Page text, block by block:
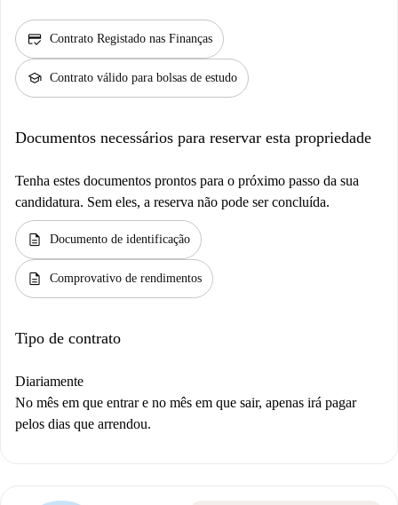
credit_score Contrato Registado nas Finanças
school Contrato válido para bolsas de estudo
Documentos necessários para reservar esta propriedade
Tenha estes documentos prontos para o próximo passo da sua
candidatura. Sem eles, a reserva não pode ser concluída.
description Documento de identificação
description Comprovativo de rendimentos
Tipo de contrato
Diariamente
No mês em que entrar e no mês em que sair, apenas irá pagar
pelos dias que arrendou.